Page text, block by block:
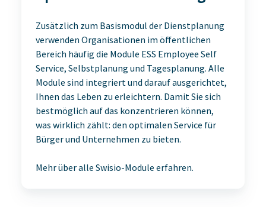
Zusätzlich zum Basismodul der Dienstplanung
verwenden Organisationen im öffentlichen
Bereich häufig die Module ESS Employee Self
Service, Selbstplanung und Tagesplanung. Alle
Module sind integriert und darauf ausgerichtet,
Ihnen das Leben zu erleichtern. Damit Sie sich
bestmöglich auf das konzentrieren können,
was wirklich zählt: den optimalen Service für
Bürger und Unternehmen zu bieten.
Mehr überalle Swisio-Module erfahren.